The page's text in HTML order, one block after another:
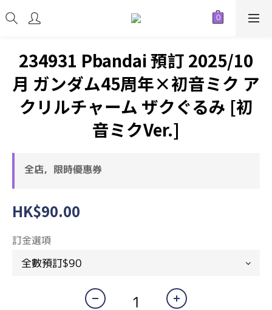
234931 Pbandai 預訂 2025/10
月 ガンダム45周年×初音ミク ア
クリルチャーム ザクぐるみ [初
音ミクVer.]
全店，限時優惠券
HK$90.00
訂金選項